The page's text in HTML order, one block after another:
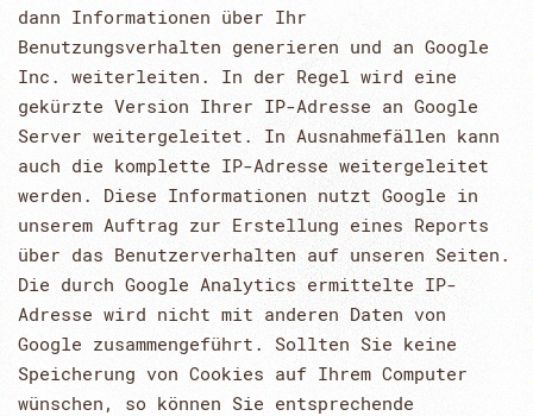
dann Informationen über Ihr
Benutzungsverhalten generieren und an Google
Inc. weiterleiten. In der Regel wird eine
gekürzte Version Ihrer IP-Adresse an Google
Server weitergeleitet. In Ausnahmefällen kann
auch die komplette IP-Adresse weitergeleitet
werden. Diese Informationen nutzt Google in
unserem Auftrag zur Erstellung eines Reports
über das Benutzerverhalten auf unseren Seiten.
Die durch Google Analytics ermittelte IP-
Adresse wird nicht mit anderen Daten von
Google zusammengeführt. Sollten Sie keine
Speicherung von Cookies auf Ihrem Computer
wünschen, so können Sie entsprechende